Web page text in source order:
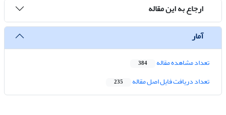
ارجاع به این مقاله
آمار
تعداد مشاهده مقاله 384
تعداد دریافت فایل اصل مقاله 235